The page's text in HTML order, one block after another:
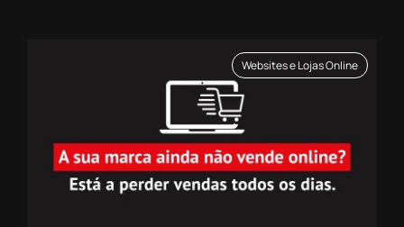
Websites e Lojas Online